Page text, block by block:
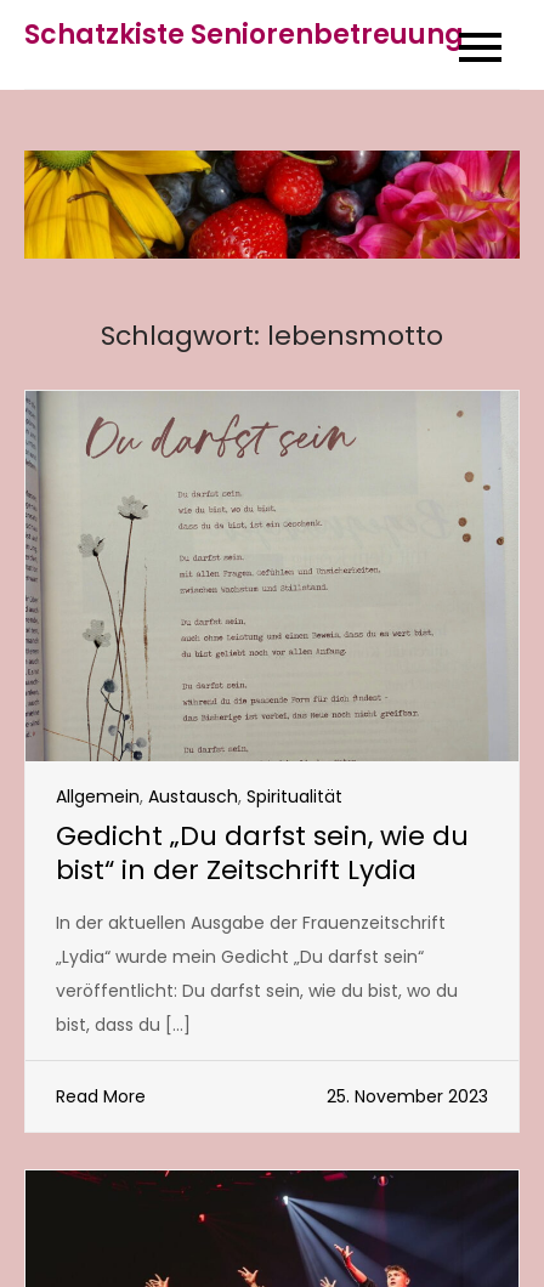
content
Schatzkiste Seniorenbetreuung
Schlagwort: lebensmotto
Allgemein, Austausch, Spiritualität
Gedicht „Du darfst sein, wie du
bist“ in der Zeitschrift Lydia
In der aktuellen Ausgabe der Frauenzeitschrift
„Lydia“ wurde mein Gedicht „Du darfst sein“
veröffentlicht: Du darfst sein, wie du bist, wo du
bist, dass du […]
Read More 25. November 2023